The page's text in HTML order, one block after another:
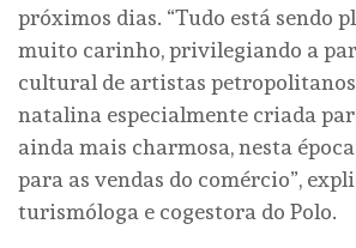
próximos dias. “Tudo está sendo
muito carinho, privilegiando a
cultural de artistas
natalina especialmente criada
ainda mais charmosa, nesta
para as vendas do comércio”,
turismóloga e cogestora do Polo.